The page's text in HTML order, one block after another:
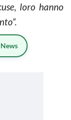
loro hanno
News